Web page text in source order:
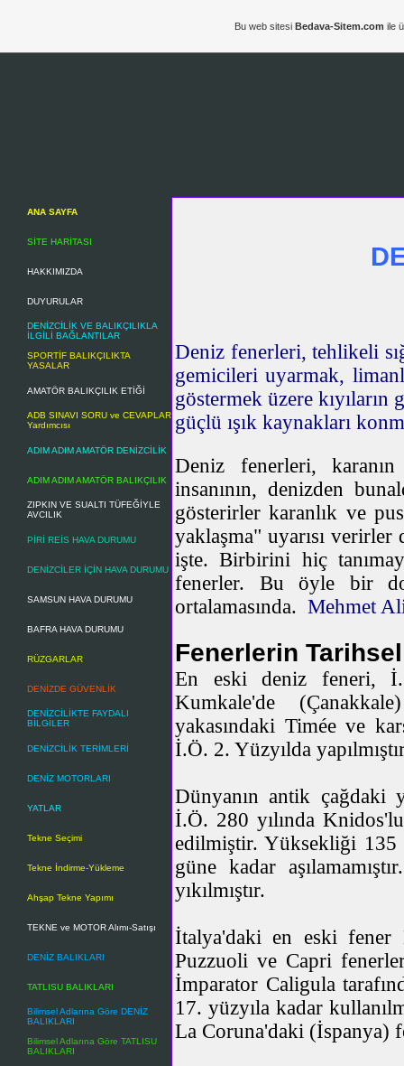
ANA SAYFA
SİTE HARİTASI
HAKKIMIZDA
DUYURULAR
DENİZCİLİK VE BALIKÇILIKLA
İLGİLİ BAĞLANTILAR
SPORTİF BALIKÇILIKTA
YASALAR
AMATÖR BALIKÇILIK ETİĞİ
ADB SINAVI SORU ve CEVAPLAR
Yardımcısı
ADIM ADIM AMATÖR DENİZCİLİK
ADIM ADIM AMATÖR BALIKÇILIK
ZIPKIN VE SUALTI TÜFEĞİYLE
AVCILIK
PİRİ REİS HAVA DURUMU
DENİZCİLER İÇİN HAVA DURUMU
SAMSUN HAVA DURUMU
BAFRA HAVA DURUMU
RÜZGARLAR
DENİZDE GÜVENLİK
DENİZCİLİKTE FAYDALI
BİLGİLER
DENİZCİLİK TERİMLERİ
DENİZ MOTORLARI
YATLAR
Tekne Seçimi
Tekne İndirme-Yükleme
Ahşap Tekne Yapımı
TEKNE ve MOTOR Alımı-Satışı
DENİZ BALIKLARI
TATLISU BALIKLARI
Bilimsel Adlarına Göre DENİZ
BALIKLARI
Bilimsel Adlarına Göre TATLISU
BALIKLARI
Deniz fenerleri, tehlikeli
gemicileri uyarmak,
göstermek üzere kıyıların
güçlü ışık kaynakları
Deniz fenerleri,
insanının, denizden
gösterirler karanlık ve
yaklaşma" uyarısı verirler
işte. Birbirini hiç
fenerler. Bu öyle bir
ortalamasında. Mehmet
Fenerlerin
En eski deniz feneri,
Kumkale'de
yakasındaki Timée ve
İ.Ö. 2. Yüzyılda
Dünyanın antik çağdaki
İ.Ö. 280 yılında
edilmiştir. Yüksekliği
güne kadar
yıkılmıştır.
İtalya'daki en eski fener
Puzzuoli ve Capri
İmparator Caligula
17. yüzyıla kadar
La Coruna'daki (İspanya)
Bu web sitesi Bedava-Sitem.com ile